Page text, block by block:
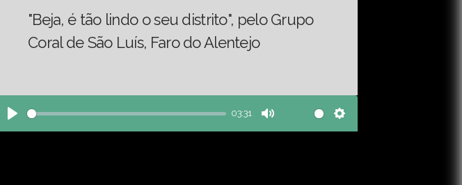
"Beja, é tão lindo o seu distrito", pelo Grupo
Coral de São Luís, Faro do Alentejo
Play
03:31
Mute Settings